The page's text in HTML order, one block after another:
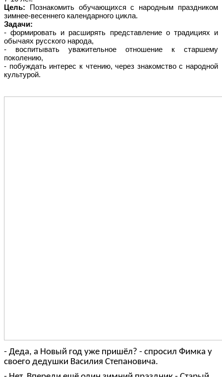
Цель: Познакомить обучающихся с народным праздником
зимнее-весеннего календарного цикла.
Задачи:
- формировать и расширять представление о традициях и
обычаях русского народа,
- воспитывать уважительное отношение к старшему
поколению,
- побуждать интерес к чтению, через знакомство с народной
культурой.
- Деда, а Новый год уже пришёл? - спросил Фимка у
своего дедушки Василия Степановича.